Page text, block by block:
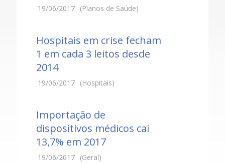
19/06/2017 (Planos de Saúde)
Hospitais em crise fecham
1 em cada 3 leitos desde
2014
19/06/2017 (Hospitais)
Importação de
dispositivos médicos cai
13,7% em 2017
19/06/2017 (Geral)